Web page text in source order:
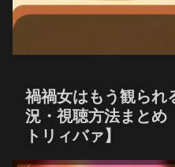
禍禍女はもう観られ
況・視聴方法まとめ
トリィバァ】